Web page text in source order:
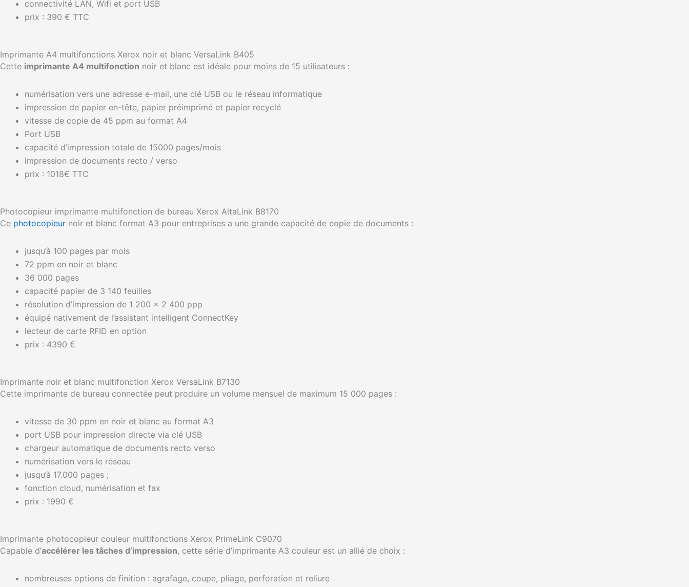
connectivité LAN, Wifi et port USB
prix : 390 € TTC
Imprimante A4 multifonctions Xerox noir et blanc VersaLink B405
Cette imprimante A4 multifonction noir et blanc est idéale pour moins de 15 utilisateurs :
numérisation vers une adresse e-mail, une clé USB ou le réseau informatique
impression de papier en-tête, papier préimprimé et papier recyclé
vitesse de copie de 45 ppm au format A4
Port USB
capacité d’impression totale de 15000 pages/mois
impression de documents recto / verso
prix : 1018€ TTC
Photocopieur imprimante multifonction de bureau Xerox AltaLink B8170
Ce photocopieur noir et blanc format A3 pour entreprises a une grande capacité de copie de documents :
jusqu’à 100 pages par mois
72 ppm en noir et blanc
36 000 pages
capacité papier de 3 140 feuilles
résolution d’impression de 1 200 x 2 400 ppp
équipé nativement de l’assistant intelligent ConnectKey
lecteur de carte RFID en option
prix : 4390 €
Imprimante noir et blanc multifonction Xerox VersaLink B7130
Cette imprimante de bureau connectée peut produire un volume mensuel de maximum 15 000 pages :
vitesse de 30 ppm en noir et blanc au format A3
port USB pour impression directe via clé USB
chargeur automatique de documents recto verso
numérisation vers le réseau
jusqu’à 17.000 pages ;
fonction cloud, numérisation et fax
prix : 1990 €
Imprimante photocopieur couleur multifonctions Xerox PrimeLink C9070
Capable d’accélérer les tâches d’impression, cette série d’imprimante A3 couleur est un allié de choix :
nombreuses options de finition : agrafage, coupe, pliage, perforation et reliure